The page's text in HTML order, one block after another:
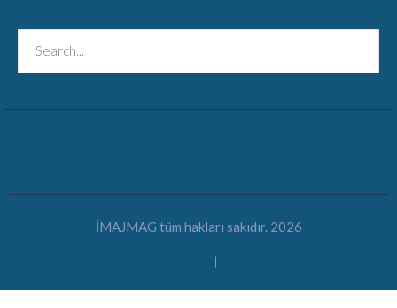
İMAJMAG tüm hakları sakıdır. 2026